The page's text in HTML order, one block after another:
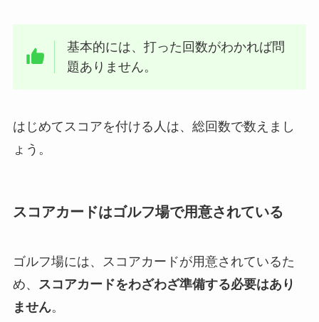
基本的には、打った回数がわかれば問
題ありません。
はじめてスコアを付ける人は、総回数で数えまし
ょう。
スコアカードはゴルフ場で用意されている
ゴルフ場には、スコアカードが用意されているた
め、
スコアカードをわざわざ準備する必要はあり
ません。